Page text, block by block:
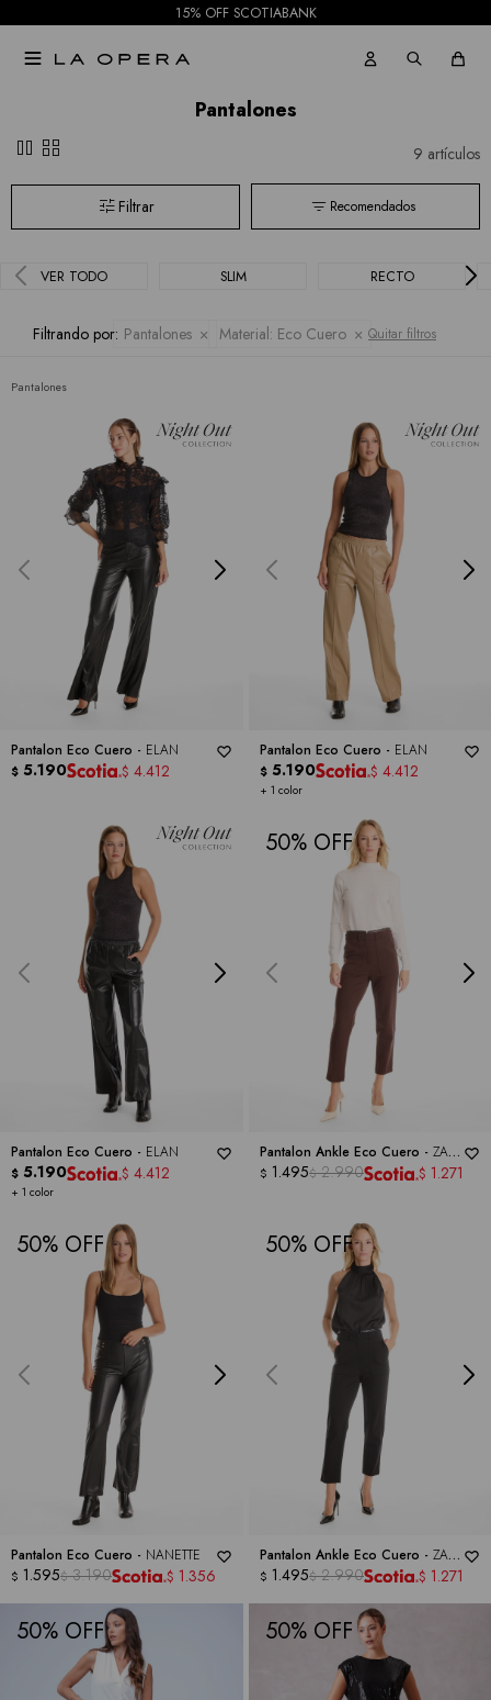
15% OFF SCOTIABANK

Pantalones
pause grid_view 9 artículos
Recomendados
VER TODO SLIM RECTO
Filtrando por: Pantalones Material: Eco Cuero Quitar filtros
Pantalones
Pantalon Eco Cuero - ELAN
$ 5.190 $ 4.412
Pantalon Eco Cuero - ELAN
+ 1 color
$ 5.190 $ 4.412
Pantalon Eco Cuero - ELAN
+ 1 color
$ 5.190 $ 4.412
50
Pantalon Ankle Eco Cuero - ZAC
& RACHEL
$ 1.495$ 2.990 $ 1.271
50
Pantalon Eco Cuero - NANETTE
$ 1.595$ 3.190 $ 1.356
50
Pantalon Ankle Eco Cuero - ZAC
& RACHEL
$ 1.495$ 2.990 $ 1.271
50 50